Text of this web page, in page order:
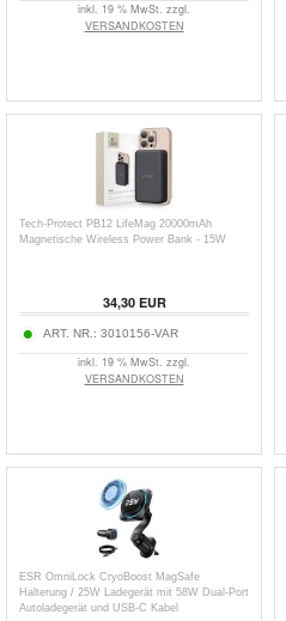
inkl. 19 % MwSt. zzgl.
VERSANDKOSTEN
Tech-Protect PB12 LifeMag 20000mAh
Magnetische Wireless Power Bank - 15W
34,30EUR
ART. NR.: 3010156-VAR
inkl. 19 % MwSt. zzgl.
VERSANDKOSTEN
ESR OmniLock CryoBoost MagSafe
Halterung / 25W Ladegerät mit 58W Dual-Port
Autoladegerät und USB-C Kabel